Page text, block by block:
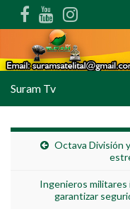
Suram Tv
Octava División
Ingenieros
garantizar